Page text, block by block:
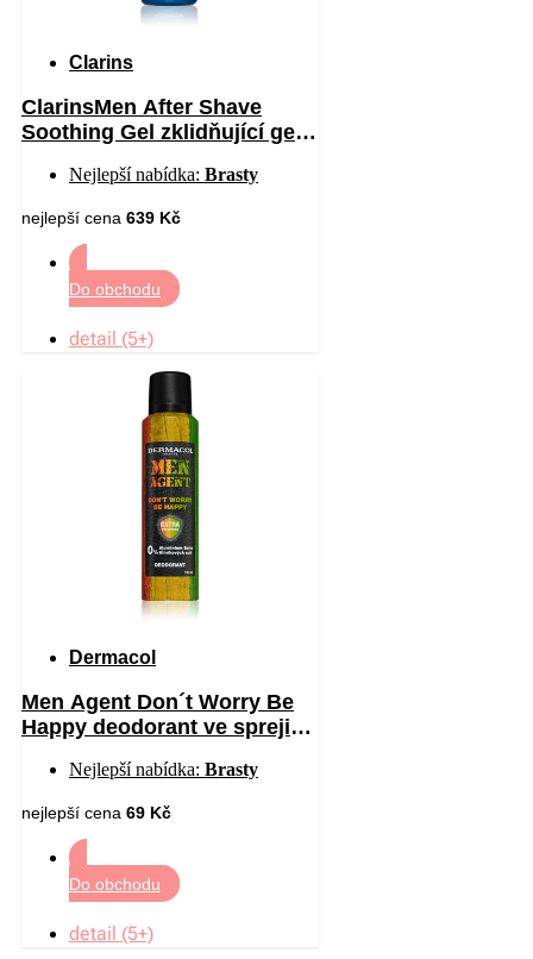
Clarins
ClarinsMen After Shave
Soothing Gel zklidňující gel
Nejlepší nabídka: Brasty
nejlepší cena 639 Kč
Do obchodu
detail (5+)
Dermacol
Men Agent Don´t Worry Be
Happy deodorant ve spreji
Nejlepší nabídka: Brasty
nejlepší cena 69 Kč
Do obchodu
detail (5+)